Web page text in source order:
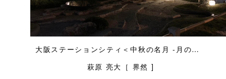
大阪ステーションシティ＜中秋の名月 -月の見立て-＞
萩原 亮大［ 界然 ]